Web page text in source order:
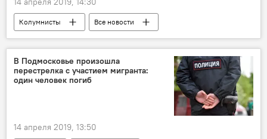
Колумнисты Все новости
В Подмосковье произошла
перестрелка с участием мигранта:
один человек погиб
14 апреля 2019, 13:50